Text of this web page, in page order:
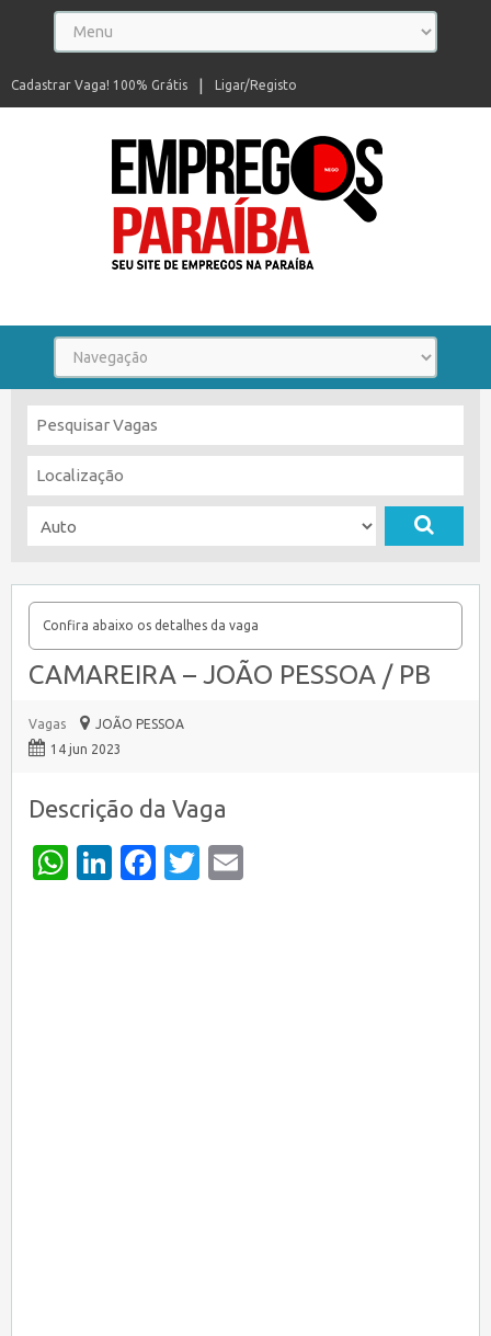
Ligar/Registo
Cadastrar Vaga! 100% Grátis
Confira abaixo os detalhes da vaga
CAMAREIRA – JOÃO PESSOA / PB
Vagas
JOÃO PESSOA
14 jun 2023
Descrição da Vaga
WhatsApp
LinkedIn
Facebook
Twitter